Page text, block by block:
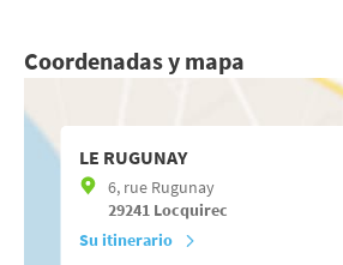
Coordenadas y mapa
LE RUGUNAY
6, rue Rugunay
29241 Locquirec
Su itinerario